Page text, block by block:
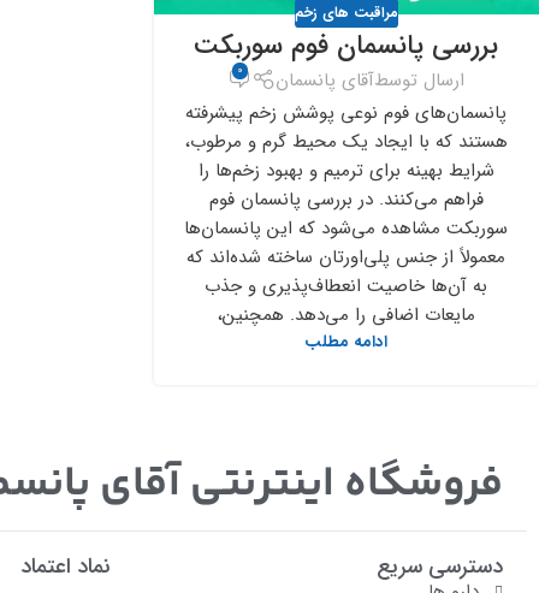
مراقبت های زخم
بررسی پانسمان فوم سوربکت
ارسال توسطآقای پانسمان 0
پانسمان‌های فوم نوعی پوشش زخم پیشرفته
هستند که با ایجاد یک محیط گرم و مرطوب،
شرایط بهینه برای ترمیم و بهبود زخم‌ها را
فراهم می‌کنند. در بررسی پانسمان فوم
سوربکت مشاهده می‌شود که این پانسمان‌ها
معمولاً از جنس پلی‌اورتان ساخته شده‌اند که
به آن‌ها خاصیت انعطاف‌پذیری و جذب
مایعات اضافی را می‌دهد. همچنین،
ادامه مطلب
فروشگاه اینترنتی آقای
دسترسی سریع نماد اعتماد